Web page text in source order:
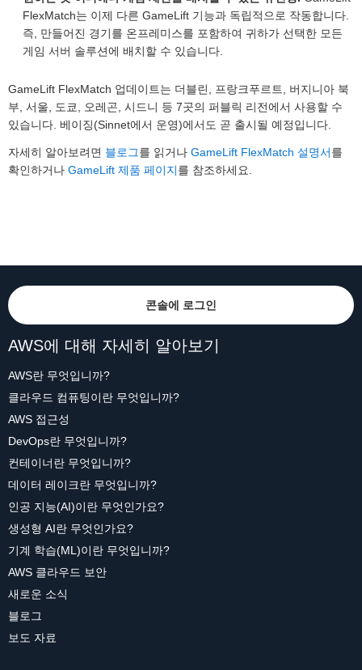
FlexMatch는 이제 다른 GameLift 기능과 독립적으로 작동합니다.
즉, 만들어진 경기를 온프레미스를 포함하여 귀하가 선택한 모든
게임 서버 솔루션에 배치할 수 있습니다.
GameLift FlexMatch 업데이트는 더블린, 프랑크푸르트, 버지니아 북
부, 서울, 도쿄, 오레곤, 시드니 등 7곳의 퍼블릭 리전에서 사용할 수
있습니다. 베이징(Sinnet에서 운영)에서도 곧 출시될 예정입니다.
자세히 알아보려면 블로그를 읽거나 GameLift FlexMatch 설명서를
확인하거나 GameLift 제품 페이지를 참조하세요.
콘솔에 로그인
AWS에 대해 자세히 알아보기
AWS란 무엇입니까?
클라우드 컴퓨팅이란 무엇입니까?
AWS 접근성
DevOps란 무엇입니까?
컨테이너란 무엇입니까?
데이터 레이크란 무엇입니까?
인공 지능(AI)이란 무엇인가요?
생성형 AI란 무엇인가요?
기계 학습(ML)이란 무엇입니까?
AWS 클라우드 보안
새로운 소식
블로그
보도 자료